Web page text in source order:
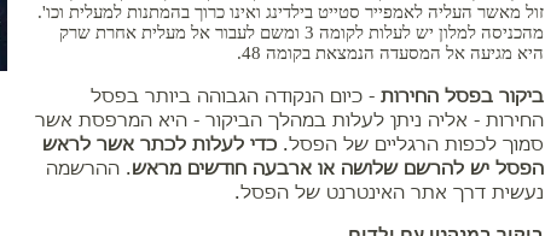
זול מאשר העליה לאמפייר סטייט בילדינג ואינו כרוך בהמתנות למעלית וכו'.
מהכניסה למלון יש לעלות לקומה 3 ומשם לעבור אל מעלית אחרת שרק
היא מגיעה אל המסעדה הנמצאת בקומה 48.
ביקור בפסל החירות - כיום הנקודה הגבוהה ביותר בפסל
החירות - אליה ניתן לעלות במהלך הביקור - היא המרפסת אשר
סמוך לכפות הרגליים של הפסל. כדי לעלות לכתר אשר לראש
הפסל יש להרשם שלושה או ארבעה חודשים מראש. ההרשמה
נעשית דרך אתר האינטרנט של הפסל.